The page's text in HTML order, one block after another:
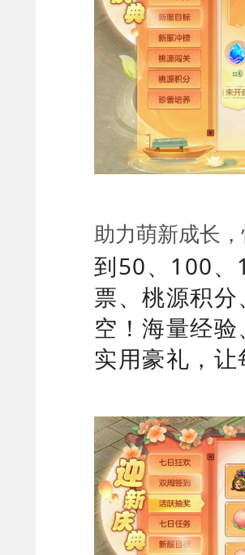
助力萌新成长
到50、100、
票、桃源积
空！海量经
实用豪礼，